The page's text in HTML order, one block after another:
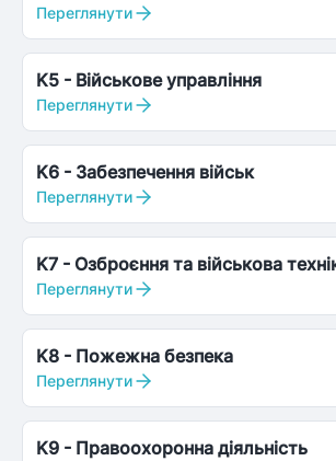
Переглянути
K5 - Військове управління
Переглянути
K6 - Забезпечення військ
Переглянути
K7 - Озброєння та військова
Переглянути
K8 - Пожежна безпека
Переглянути
K9 - Правоохоронна діяльність